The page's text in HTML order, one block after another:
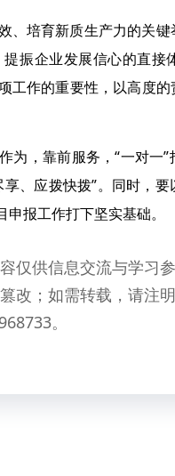
、培育新质生产力的关
振企业发展信心的直接
工作的重要性，以高度
，靠前服务，“一对一”
、应拨快拨”。同时，
报工作打下坚实基础。
仅供信息交流与学习
改；如需转载，请注
。